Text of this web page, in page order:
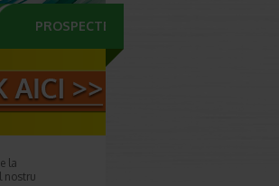
PROSPECTE
la
nostru